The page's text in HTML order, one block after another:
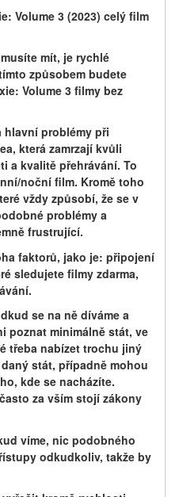
Volume 3 (2023) celý film
mít, je rychlé
způsobem budete
Volume 3 filmy bez
problémy při
která zamrzají kvůli
a kvalitě přehrávání. To
noční film. Kromě toho
vždy způsobí, že se v
problémy a
frustrující.
faktorů, jako je: připojení
sledujete filmy zdarma,
se na ně díváme a
poznat minimálně stát, ve
třeba nabízet trochu jiný
stát, případně mohou
kde se nacházíte.
za vším stojí zákony
víme, nic podobného
odkudkoliv, takže by